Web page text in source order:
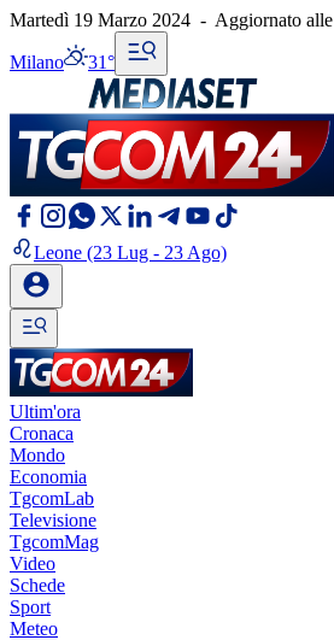
Martedì 19 Marzo 2024 - Aggiornato alle
Milano 31°
Leone (23 Lug - 23 Ago)
Ultim'ora
Cronaca
Mondo
Economia
TgcomLab
Televisione
TgcomMag
Video
Schede
Sport
Meteo